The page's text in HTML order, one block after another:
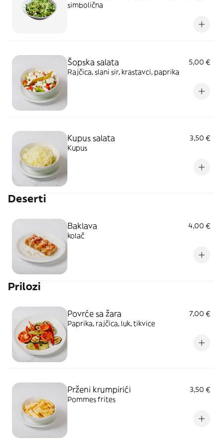
simbolična
Šopska salata
5,00 €
Rajčica, slani sir, krastavci, paprika
Kupus salata
3,50 €
Kupus
Deserti
Baklava
4,00 €
kolač
Prilozi
Povrće sa žara
7,00 €
Paprika, rajčica, luk, tikvice
Prženi krumpirići
3,50 €
Pommes frites